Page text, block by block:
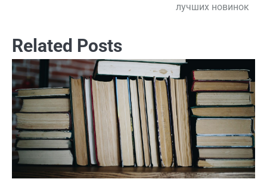
лучших новинок
Related Posts